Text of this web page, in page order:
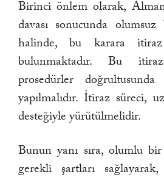
Birinci önlem olarak,
davası sonucunda
halinde, bu karara itiraz
bulunmaktadır. Bu
prosedürler
yapılmalıdır. İtiraz süreci,
desteğiyle yürütülmelidir.
Bunun yanı sıra, olumlu
gerekli şartları